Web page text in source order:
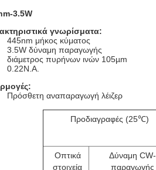
3.5W
γνωρίσματα:
445nm μήκος κύματος
3.5W δύναμη παραγωγής
διάμετρος πυρήνων ινών 105µm
0.22N.A.
Πρόσθετη αναπαραγωγή λέιζερ
Προδιαγραφές (25℃)
Οπτικά
στοιχεία
Δύναμη CW-
παραγωγής